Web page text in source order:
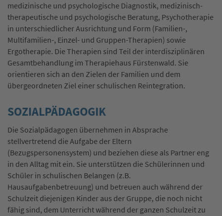
medizinische und psychologische Diagnostik, medizinisch-
therapeutische und psychologische Beratung, Psychotherapie
in unterschiedlicher Ausrichtung und Form (Familien-,
Multifamilien-, Einzel- und Gruppen-Therapien) sowie
Ergotherapie. Die Therapien sind Teil der interdisziplinären
Gesamtbehandlung im Therapiehaus Fürstenwald. Sie
orientieren sich an den Zielen der Familien und dem
übergeordneten Ziel einer schulischen Reintegration.
SOZIALPÄDAGOGIK
Die Sozialpädagogen übernehmen in Absprache
stellvertretend die Aufgabe der Eltern
(Bezugspersonensystem) und beziehen diese als Partner eng
in den Alltag mit ein. Sie unterstützen die Schülerinnen und
Schüler in schulischen Belangen (z.B.
Hausaufgabenbetreuung) und betreuen auch während der
Schulzeit diejenigen Kinder aus der Gruppe, die noch nicht
fähig sind, dem Unterricht während der ganzen Schulzeit zu